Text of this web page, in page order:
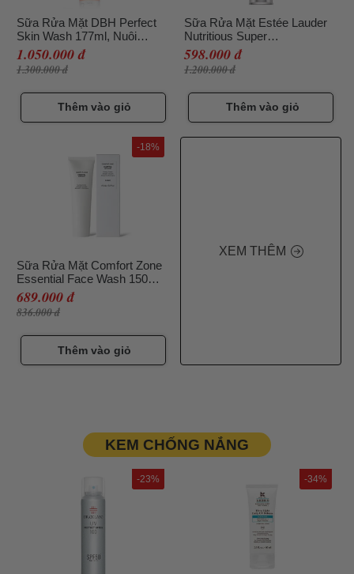
Sữa Rửa Mặt DBH Perfect
Skin Wash 177ml, Nuôi
Dưỡng Da
1.050.000 đ
1.300.000 đ
Thêm vào giỏ
Sữa Rửa Mặt Estée Lauder
Nutritious Super
Pomegranate Radiant Energy
2 In 1 Cleansing Foam 125ml
598.000 đ
1.200.000 đ
Thêm vào giỏ
Sữa Rửa Mặt Comfort Zone
Essential Face Wash 150ml,
Dạng Bọt Dịu Nhẹ
689.000 đ
836.000 đ
-18%
Thêm vào giỏ
XEM THÊM
KEM CHỐNG NẮNG
-23% -34%